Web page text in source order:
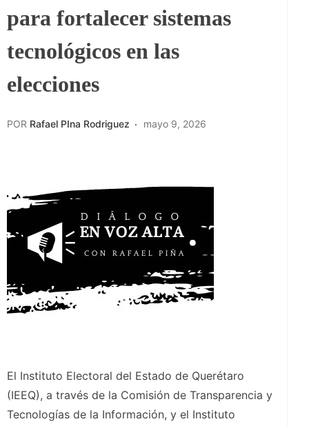
para fortalecer sistemas
tecnológicos en las
elecciones
POR Rafael PIna Rodriguez mayo 9, 2026
El Instituto Electoral del Estado de Querétaro
(IEEQ), a través de la Comisión de Transparencia y
Tecnologías de la Información, y el Instituto